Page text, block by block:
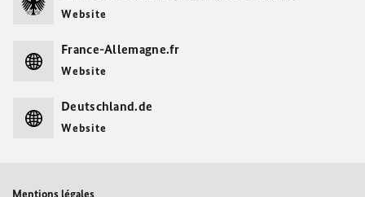
Website
France-Allemagne.fr
Website
Deutschland.de
Website
Mentions légales